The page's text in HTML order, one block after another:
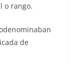
o rango.
de